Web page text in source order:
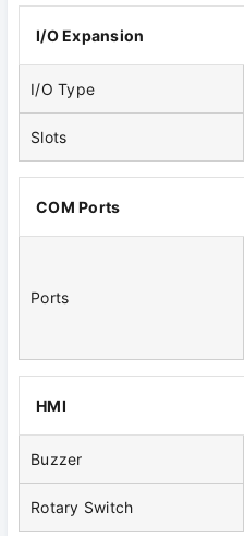
I/O Expansion
I/O Type
Slots
COM Ports
Ports
HMI
Buzzer
Rotary Switch